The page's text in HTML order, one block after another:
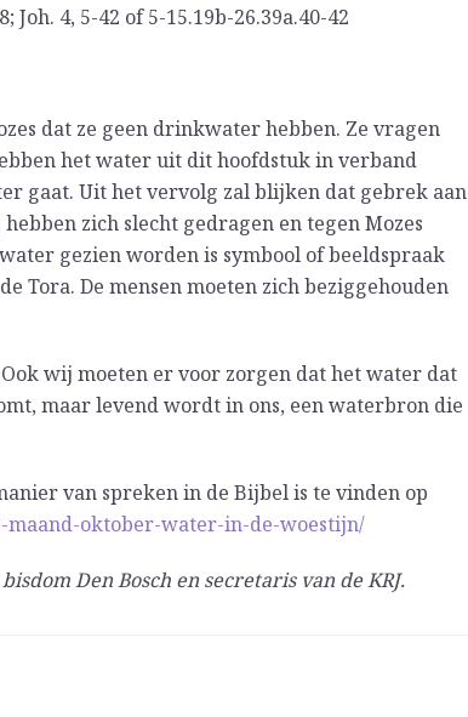
Joh. 4, 5-42 of 5-15.19b-26.39a.40-42
dat ze geen drinkwater hebben. Ze vragen
het water uit dit hoofdstuk in verband
gaat. Uit het vervolg zal blijken dat gebrek aan
zich slecht gedragen en tegen Mozes
gezien worden is symbool of beeldspraak
Tora. De mensen moeten zich beziggehouden
wij moeten er voor zorgen dat het water dat
maar levend wordt in ons, een waterbron die
van spreken in de Bijbel is te vinden op
oktober-water-in-de-woestijn/
Den Bosch en secretaris van de KRJ.